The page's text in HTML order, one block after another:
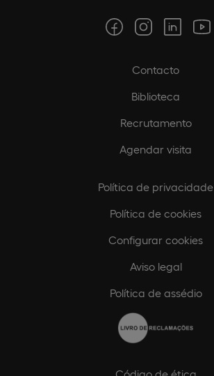
Contacto
Biblioteca
Recrutamento
Agendar visita
Política de privacidade
Política de cookies
Configurar cookies
Aviso legal
Política de assédio
Código de ética